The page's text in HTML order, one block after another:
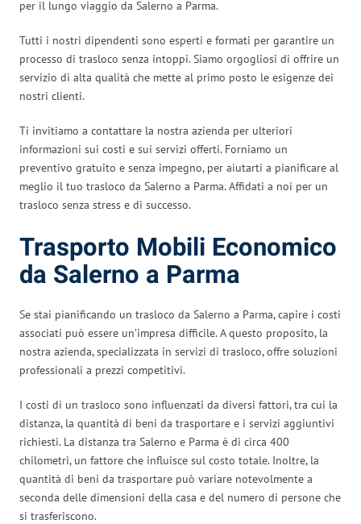
per il lungo viaggio da Salerno a Parma.
Tutti i nostri dipendenti sono esperti e formati per garantire un
processo di trasloco senza intoppi. Siamo orgogliosi di offrire un
servizio di alta qualità che mette al primo posto le esigenze dei
nostri clienti.
Ti invitiamo a contattare la nostra azienda per ulteriori
informazioni sui costi e sui servizi offerti. Forniamo un
preventivo gratuito e senza impegno, per aiutarti a pianificare al
meglio il tuo trasloco da Salerno a Parma. Affidati a noi per un
trasloco senza stress e di successo.
Trasporto Mobili Economico
da Salerno a Parma
Se stai pianificando un trasloco da Salerno a Parma, capire i costi
associati può essere un’impresa difficile. A questo proposito, la
nostra azienda, specializzata in servizi di trasloco, offre soluzioni
professionali a prezzi competitivi.
I costi di un trasloco sono influenzati da diversi fattori, tra cui la
distanza, la quantità di beni da trasportare e i servizi aggiuntivi
richiesti. La distanza tra Salerno e Parma è di circa 400
chilometri, un fattore che influisce sul costo totale. Inoltre, la
quantità di beni da trasportare può variare notevolmente a
seconda delle dimensioni della casa e del numero di persone che
si trasferiscono.